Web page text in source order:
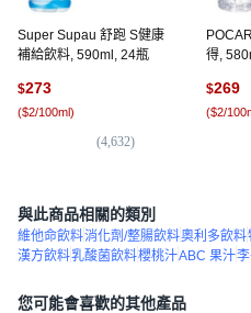
Super Supau 舒跑 S健康
補給飲料, 590ml, 24瓶
$273
($2/100ml)
(4,632)
得,
$269
($2/
與此商品相關的類別
維他命飲料消化劑/整腸飲料奧利多飲料
漢方飲料乳酸菌飲料櫻桃汁ABC 果汁
您可能會喜歡的其他產品